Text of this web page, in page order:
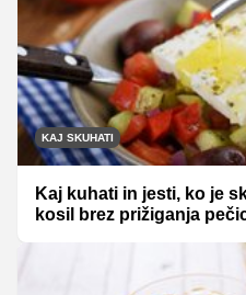
KAJ SKUHATI
Kaj kuhati in jesti, ko je
kosil brez prižiganja